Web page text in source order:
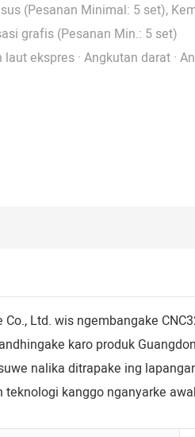
(Pesanan Minimal: 5 set),
grafis (Pesanan Min.: 5 set)
ekspres · Angkutan darat ·
Ltd. wis ngembangake
karo produk
nalika ditrapake ing
kanggo nganyarke